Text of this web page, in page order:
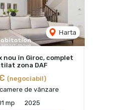
Harta
nou în Giroc, complet
zona DAF
(negociabil)
de vânzare
mp 2025